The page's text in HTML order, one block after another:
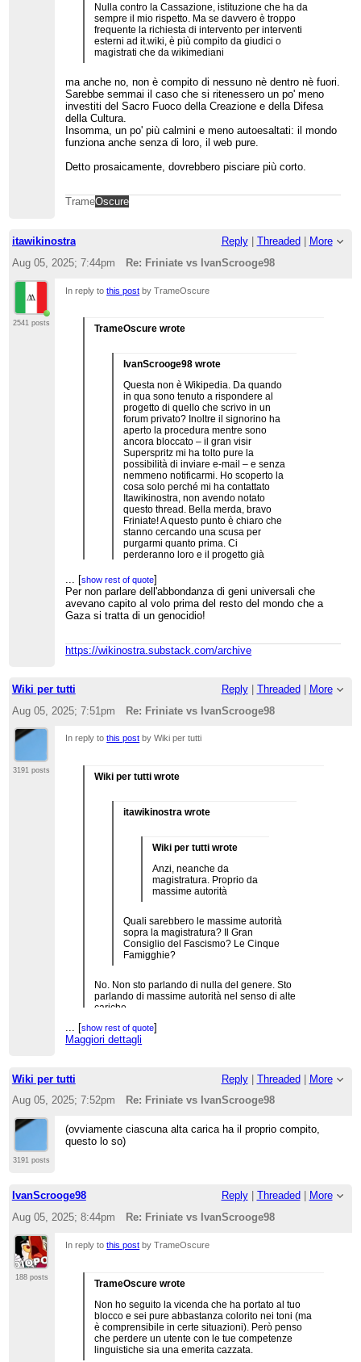
Nulla contro la Cassazione, istituzione che ha da
sempre il mio rispetto. Ma se davvero è troppo
frequente la richiesta di intervento per interventi
esterni ad it.wiki, è più compito da giudici o
magistrati che da wikimediani
ma anche no, non è compito di nessuno nè dentro nè fuori.
Sarebbe semmai il caso che si ritenessero un po' meno
investiti del Sacro Fuoco della Creazione e della Difesa
della Cultura.
Insomma, un po' più calmini e meno autoesaltati: il mondo
funziona anche senza di loro, il web pure.
Detto prosaicamente, dovrebbero pisciare più corto.
TrameOscure
itawikinostra Reply| Threaded
More
Aug 05, 2025; 7:44pm
Re: Friniate vs IvanScrooge98
2541 posts
In reply tothis post by TrameOscure
TrameOscure wrote
IvanScrooge98 wrote
Questa non è Wikipedia. Da quando
in qua sono tenuto a rispondere al
progetto di quello che scrivo in un
forum privato? Inoltre il signorino ha
aperto la procedura mentre sono
ancora bloccato – il gran visir
Superspritz mi ha tolto pure la
possibilità di inviare e-mail – e senza
nemmeno notificarmi. Ho scoperto la
cosa solo perché mi ha contattato
Itawikinostra, non avendo notato
questo thread. Bella merda, bravo
Friniate! A questo punto è chiaro che
stanno cercando una scusa per
purgarmi quanto prima. Ci
perderanno loro e il progetto già
rovina perché ridotto al loro
giornalino privato. Che poi, se fai ’sta
roba perché ti ho chiamato mafia,
stai solo dimostrando che ho
ragione. Questo è tutto quello che ho
... [show rest of quote]
è comprensibile in certe situazioni). Però penso
Ovviamente sappiamo che it.wiki trabocca di
utenti che conoscono 5 lingue, o utenti che
conoscono a menadito mille materie, o che
esponenziale e le voci hanno già tutte un livello di
umiliati... per cui utente più, utente meno, cosa
vuoi che gli freghi... :-D
... [show rest of quote]
Per non parlare dell'abbondanza di geni universali che
avevano capito al volo prima del resto del mondo che a
Gaza si tratta di un genocidio!
https://wikinostra.substack.com/archive
Wiki per tutti Reply| Threaded | More
Aug 05, 2025; 7:51pm
Re: Friniate vs IvanScrooge98
3191 posts
In reply tothis post by Wiki per tutti
Wiki per tutti wrote
itawikinostra wrote
Wiki per tutti wrote
Anzi, neanche da
magistratura. Proprio da
massime autorità
Quali sarebbero le massime autorità
sopra la magistratura? Il Gran
Consiglio del Fascismo? Le Cinque
Famigghie?
No. Non sto parlando di nulla del genere. Sto
parlando di massime autorità nel senso di alte
cariche
... [show rest of quote]
Maggiori dettagli
Wiki per tutti Reply| Threaded | More
Aug 05, 2025; 7:52pm
Re: Friniate vs IvanScrooge98
3191 posts
(ovviamente ciascuna alta carica ha il proprio compito,
questo lo so)
IvanScrooge98 Reply| Threaded
More
Aug 05, 2025; 8:44pm
Re: Friniate vs IvanScrooge98
188 posts
In reply tothis post by TrameOscure
TrameOscure wrote
Non ho seguito la vicenda che ha portato al tuo
blocco e sei pure abbastanza colorito nei toni (ma
è comprensibile in certe situazioni). Però penso
che perdere un utente con le tue competenze
linguistiche sia una emerita cazzata.